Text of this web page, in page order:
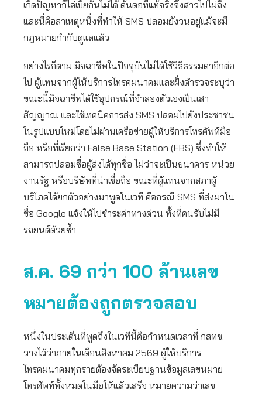
เกิดปัญหาก็ไล่เบี้ยกันไม่ได้ ต้นตอที่แท้จริงจึงสาวไปไม่ถึง
และนี่คือสาเหตุหนึ่งที่ทำให้ SMS ปลอมยังวนอยู่แม้จะมี
กฎหมายกำกับดูแลแล้ว
อย่างไรก็ตาม มิจฉาชีพในปัจจุบันไม่ได้ใช้วิธีธรรมดาอีกต่อ
ไป ผู้แทนจากผู้ให้บริการโทรคมนาคมและฝั่งตำรวจระบุว่า
ขณะนี้มิจฉาชีพได้ใช้อุปกรณ์ที่จำลองตัวเองเป็นเสา
สัญญาณ และใช้เทคนิคการส่ง SMS ปลอมไปยังประชาชน
ในรูปแบบใหม่โดยไม่ผ่านเครือข่ายผู้ให้บริการโทรศัพท์มือ
ถือ หรือที่เรียกว่า False Base Station (FBS) ซึ่งทำให้
สามารถปลอมชื่อผู้ส่งได้ทุกชื่อ ไม่ว่าจะเป็นธนาคาร หน่วย
งานรัฐ หรือบริษัทที่น่าเชื่อถือ ขณะที่ผู้แทนจากสภาผู้
บริโภคได้ยกตัวอย่างมาพูดในเวที คือกรณี SMS ที่ส่งมาใน
ชื่อ Google แจ้งให้ไปชำระค่าทางด่วน ทั้งที่คนรับไม่มี
รถยนต์ด้วยซ้ำ
ส.ค. 69 กว่า 100 ล้านเลข
หมายต้องถูกตรวจสอบ
หนึ่งในประเด็นที่พูดถึงในเวทีนี้คือกำหนดเวลาที่ กสทช.
วางไว้ว่าภายในเดือนสิงหาคม 2569 ผู้ให้บริการ
โทรคมนาคมทุกรายต้องจัดระเบียบฐานข้อมูลเลขหมาย
โทรศัพท์ทั้งหมดในมือให้แล้วเสร็จ หมายความว่าเลข